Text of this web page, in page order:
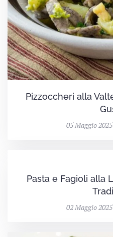
Pizzoccheri alla
05 Maggio
Pasta e Fagioli alla
02 Maggio